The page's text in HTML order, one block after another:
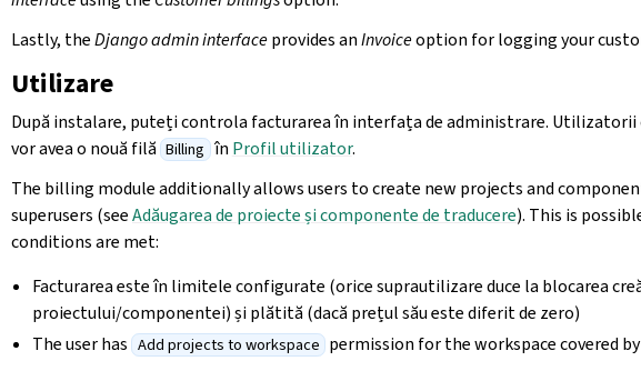
Lastly, theDjango admin interfaceprovides anInvoiceoption for logging your
Utilizare
După instalare, puteți controla facturarea în interfața de administrare. Utilizatorii
vor avea o nouă filă Billing în Profil utilizator.
The billing module additionally allows users to create new projects and
superusers (seeAdăugarea de proiecte și componente de traducere). This is
conditions are met:
Facturarea este în limitele configurate (orice suprautilizare duce la blocarea
proiectului/componentei) și plătită (dacă prețul său este diferit de zero)
The user has Add projects to workspace permission for the workspace covered